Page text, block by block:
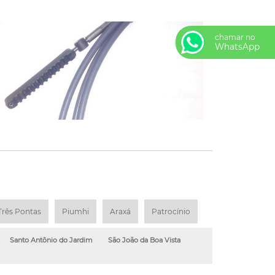
Pontas Piumhi Araxá Patrocínio
Santo Antônio do Jardim
São João da Boa Vista
chamar no
WhatsApp